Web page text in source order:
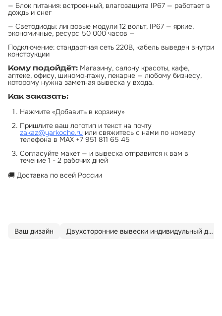
— Блок питания: встроенный, влагозащита IP67 — работает в
дождь и снег
— Светодиоды: линзовые модули 12 вольт, IP67 — яркие,
экономичные, ресурс 50 000 часов —
Подключение: стандартная сеть 220В, кабель выведен внутри
конструкции
Кому подойдёт: Магазину, салону красоты, кафе,
аптеке, офису, шиномонтажу, пекарне — любому бизнесу,
которому нужна заметная вывеска у входа.
Как заказать:
Нажмите «Добавить в корзину»
Пришлите ваш логотип и текст на почту
zakaz@yarkoche.ru или свяжитесь с нами по номеру
телефона в МАХ +7 951 811 65 45
Согласуйте макет — и вывеска отправится к вам в
течение 1 - 2 рабочих дней
🚚 Доставка по всей России
Ваш дизайн Двухсторонние вывески индивидульный дизайн